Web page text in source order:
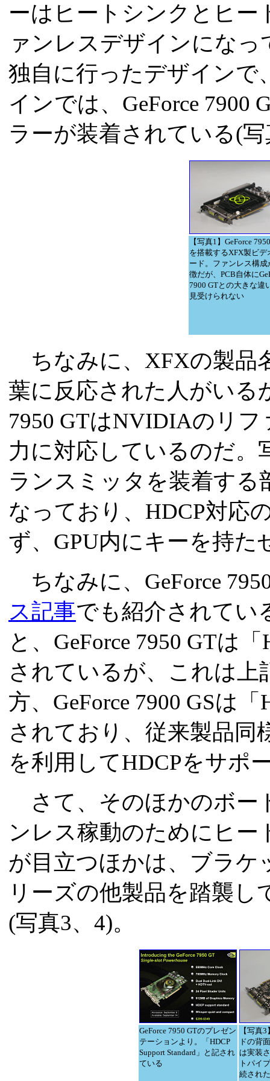
ーはヒートシンクとヒ
ァンレスデザインにな
独自に行ったデザイン
インでは、GeForce
ラーが装着されている(写
【写真1】GeForce
を搭載するXFX製ビデ
ード。ファンレス構成
徴だが、PCB自体に
7900 GTとの大きな違
見受けられない
ちなみに、XFXの製品
葉に反応された人がいる
7950 GTはNVIDIAのリ
力に対応しているのだ。
ランスミッタを装着す
なっており、HDCP対応
ず、GPU内にキーを持
ちなみに、GeForce
ス記事でも紹介されてい
と、GeForce 7950 GTは
されているが、これは
方、GeForce 7900 GSは
されており、従来製品同
を利用してHDCPをサポ
さて、そのほかのボー
ンレス稼動のためにヒ
が目立つほかは、ブラケ
リーズの他製品を踏襲
(写真3、4)。
GeForce 7950 GTのプレゼン
テーションより。「HDCP
Support Standard」と記され
ている
【写真
ドの背
は実装
トパイ
続され